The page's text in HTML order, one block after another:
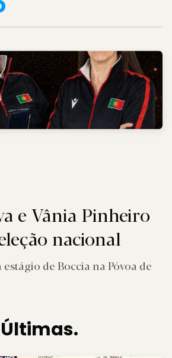
e Vânia Pinheiro
nacional
de Boccia na Póvoa de
Últimas.